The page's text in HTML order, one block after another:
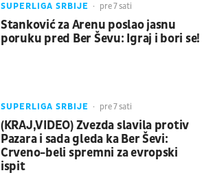
SUPERLIGA SRBIJE pre 7 sati
Stanković za Arenu poslao jasnu
poruku pred Ber Ševu: Igraj i bori se!
SUPERLIGA SRBIJE pre 7 sati
(KRAJ,VIDEO) Zvezda slavila protiv
Pazara i sada gleda ka Ber Ševi:
Crveno-beli spremni za evropski
ispit